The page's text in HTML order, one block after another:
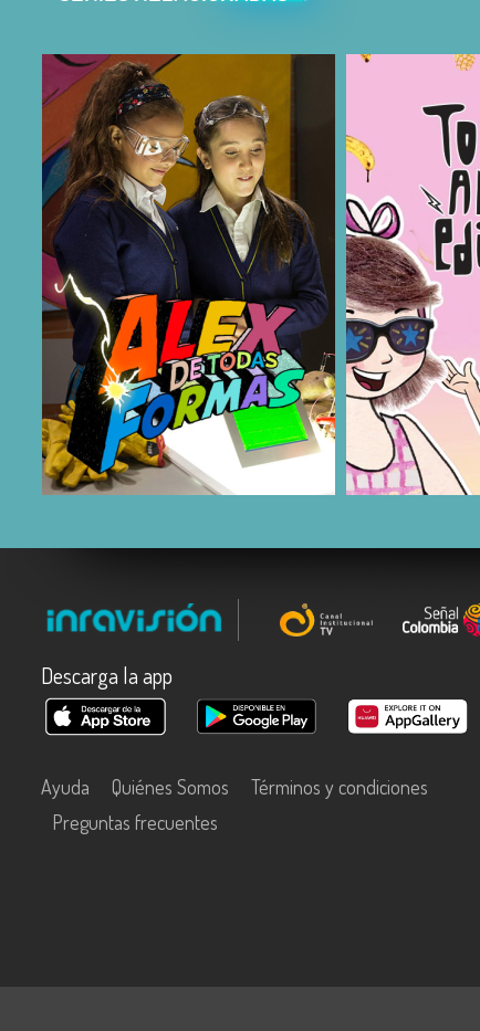
COMPARTIR COMPARTIR
Descarga la app
Ayuda Quiénes Somos
Términos y condiciones
Preguntas frecuentes